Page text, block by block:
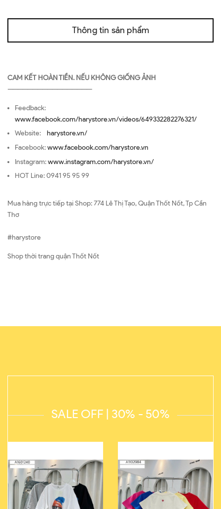
Thông tin sản phẩm
CAM KẾT HOÀN TIỀN. NẾU KHÔNG GIỐNG ẢNH
—————————————————
Feedback:
www.facebook.com/harystore.vn/videos/649332282276321/
Website: harystore.vn/
Facebook:www.facebook.com/harystore.vn
Instagram:www.instagram.com/harystore.vn/
HOT Line: 0941 95 95 99
Mua hàng trực tiếp tại Shop: 774 Lê Thị Tạo, Quận Thốt Nốt, Tp Cần
Thơ
#harystore
Shop thời trang quận Thốt Nốt
SALE OFF | 30% - 50%